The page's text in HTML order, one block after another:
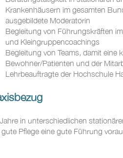
Krankenhäusern im gesamten
ausgebildete Moderatorin
Begleitung von Führungskräften
und Kleingruppencoachings
Begleitung von Teams, damit eine
Bewohner/Patienten und der
Lehrbeauftragte der Hochschule
in unterschiedlichen
gute Pflege eine gute Führung